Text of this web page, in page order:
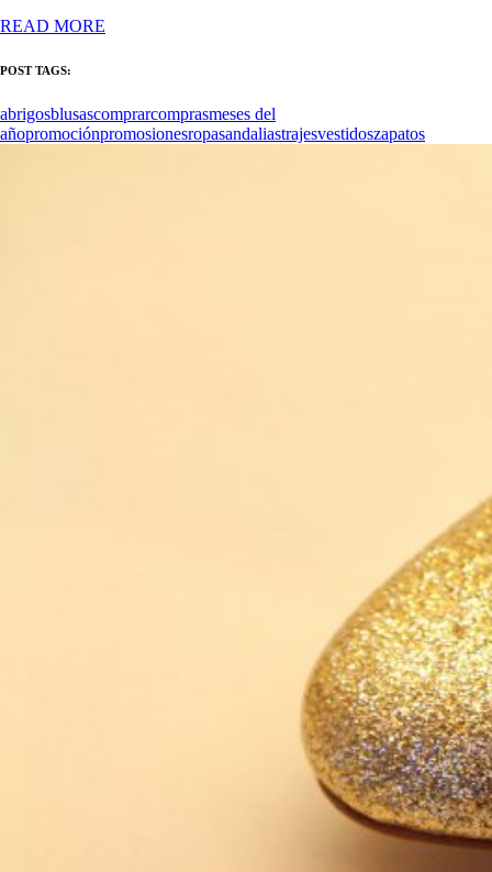
READ MORE
POST TAGS:
abrigosblusascomprarcomprasmeses del
añopromociónpromosionesropasandaliastrajesvestidoszapatos